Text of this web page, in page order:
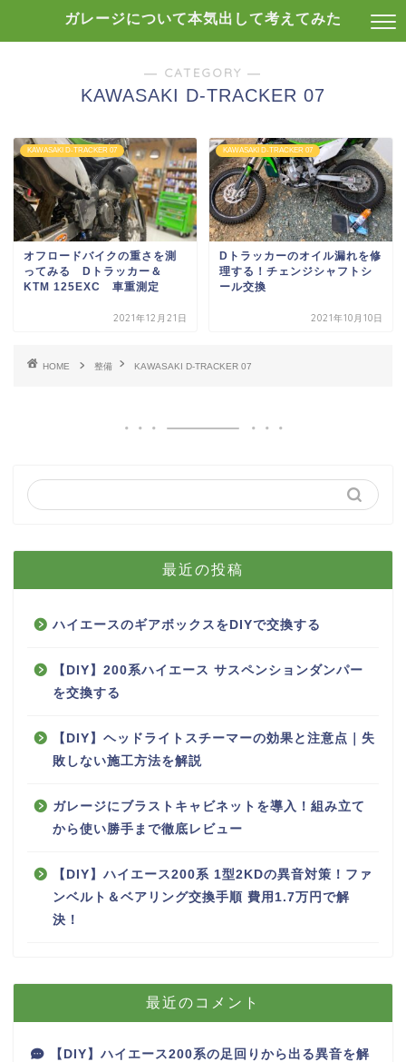
ガレージについて本気出して考えてみた
― CATEGORY ―
KAWASAKI D-TRACKER 07
KAWASAKI D-TRACKER 07
オフロードバイクの重さを測
ってみる Dトラッカー＆
KTM 125EXC 車重測定
2021年12月21日
KAWASAKI D-TRACKER 07
Dトラッカーのオイル漏れを修
理する！チェンジシャフトシ
ール交換
2021年10月10日
HOME 整備 KAWASAKI D-TRACKER 07
最近の投稿
ハイエースのギアボックスをDIYで交換する
【DIY】200系ハイエース サスペンションダンパー
を交換する
【DIY】ヘッドライトスチーマーの効果と注意点｜失
敗しない施工方法を解説
ガレージにブラストキャビネットを導入！組み立て
から使い勝手まで徹底レビュー
【DIY】ハイエース200系 1型2KDの異音対策！ファ
ンベルト＆ベアリング交換手順 費用1.7万円で解
決！
最近のコメント
【DIY】ハイエース200系の足回りから出る異音を解